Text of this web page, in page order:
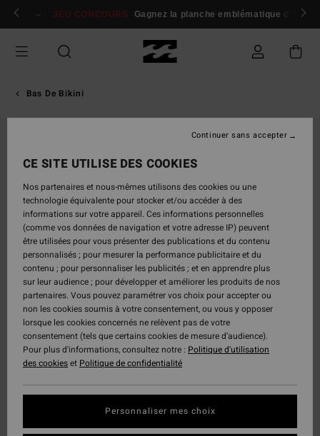
Passer
Se connecter / s'inscrire
JEU CONCOURS Gagnez la planche emblématique d'Andy
Bas De Bikini
CE SITE UTILISE DES COOKIES
Nos partenaires et nous-mêmes utilisons des cookies ou une
technologie équivalente pour stocker et/ou accéder à des
informations sur votre appareil. Ces informations personnelles
(comme vos données de navigation et votre adresse IP) peuvent
être utilisées pour vous présenter des publications et du contenu
personnalisés ; pour mesurer la performance publicitaire et du
contenu ; pour personnaliser les publicités ; et en apprendre plus
sur leur audience ; pour développer et améliorer les produits de nos
partenaires. Vous pouvez paramétrer vos choix pour accepter ou
non les cookies soumis à votre consentement, ou vous y opposer
lorsque les cookies concernés ne relèvent pas de votre
consentement (tels que certains cookies de mesure d’audience).
Pour plus d'informations, consultez notre : Politique d'utilisation
des cookieset Politique de confidentialité
Personnaliser mes choix
Continuer sans accepter